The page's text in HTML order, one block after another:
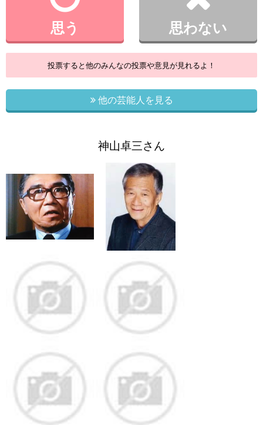
思う 思わない
投票すると他のみんなの投票や意見が見れるよ！
他の芸能人を見る
神山卓三さん